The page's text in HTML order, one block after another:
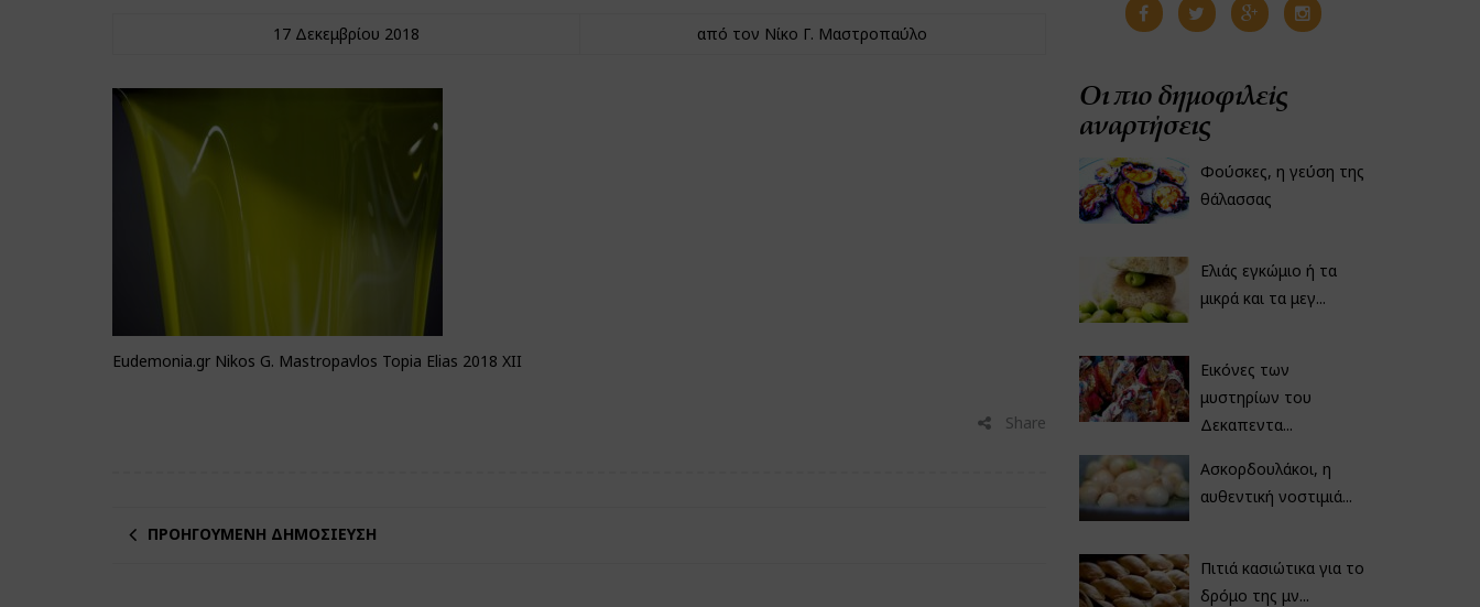
17 Δεκεμβρίου 2018 από τον Νίκο Γ. Μαστροπαύλο
Eudemonia.gr Nikos G. Mastropavlos Topia Elias 2018 XII
Share
ΠΡΟΗΓΟΎΜΕΝΗ ΔΗΜΟΣΊΕΥΣΗ
Οι πιο δημοφιλείς
αναρτήσεις
Φούσκες, η γεύση της
θάλασσας
Ελιάς εγκώμιο ή τα
μικρά και τα μεγ...
Εικόνες των
μυστηρίων του
Δεκαπεντα...
Ασκορδουλάκοι, η
αυθεντική νοστιμιά...
Πιτιά κασιώτικα για το
δρόμο της μν...